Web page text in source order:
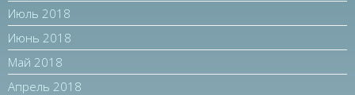
Июль 2018
Июнь 2018
Май 2018
Апрель 2018